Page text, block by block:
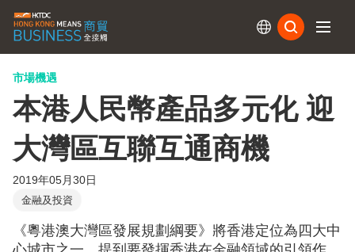
市場機遇
本港人民幣產品多元化 迎
大灣區互聯互通商機
2019年05月30日
金融及投資
《粵港澳大灣區發展規劃綱要》將香港定位為四大中